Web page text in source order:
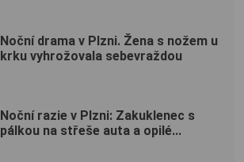
Noční drama v Plzni. Žena s nožem u
krku vyhrožovala sebevraždou
Noční razie v Plzni: Zakuklenec s
pálkou na střeše auta a opilé...